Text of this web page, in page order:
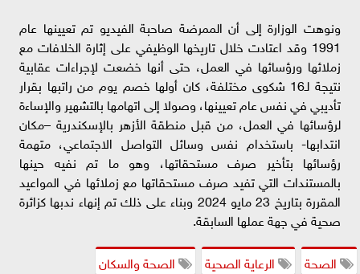
ونوهت الوزارة إلى أن الممرضة صاحبة الفيديو تم تعيينها عام
1991 وقد اعتادت خلال تاريخها الوظيفي على إثارة الخلافات مع
زملائها ورؤسائها في العمل، حتى أنها خضعت لإجراءات عقابية
نتيجة لـ16 شكوى مختلفة، كان أولها خصم يوم من راتبها بقرار
تأديبي في نفس عام تعيينها، وصولا إلى اتهامها بالتشهير والإساءة
لرؤسائها في العمل، من قبل منطقة الأزهر بالإسكندرية –مكان
انتدابها- باستخدام نفس وسائل التواصل الاجتماعي، متهمة
رؤسائها بتأخير صرف مستحقاتها، وهو ما تم نفيه حينها
بالمستندات التي تفيد صرف مستحقاتها مع زملائها في المواعيد
المقررة بتاريخ 23 مايو 2024 وبناء على ذلك تم إنهاء ندبها كزائرة
صحية في جهة عملها السابقة.
الصحة
الرعاية الصحية
الصحة والسكان